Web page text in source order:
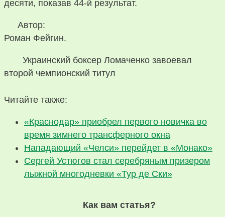
десяти, показав 44-й результат.
Автор:
Роман Фейгин.
Украинский боксер Ломаченко завоевал
второй чемпионский титул
Читайте также:
«Краснодар» приобрел первого новичка во
время зимнего трансферного окна
Нападающий «Челси» перейдет в «Монако»
Сергей Устюгов стал серебряным призером
лыжной многодневки «Тур де Ски»
Как вам статья?